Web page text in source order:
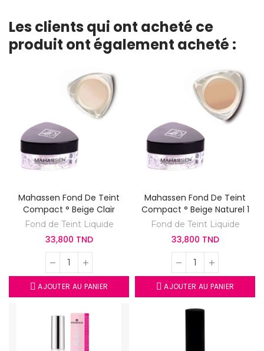
Les clients qui ont acheté ce
produit ont également acheté :
Mahassen Fond De Teint
Compact ° Beige Clair
Fond de Teint Liquide
33,800 TND
AJOUTER AU PANIER
Mahassen Fond De Teint
Compact ° Beige Naturel 1
Fond de Teint Liquide
33,800 TND
AJOUTER AU PANIER